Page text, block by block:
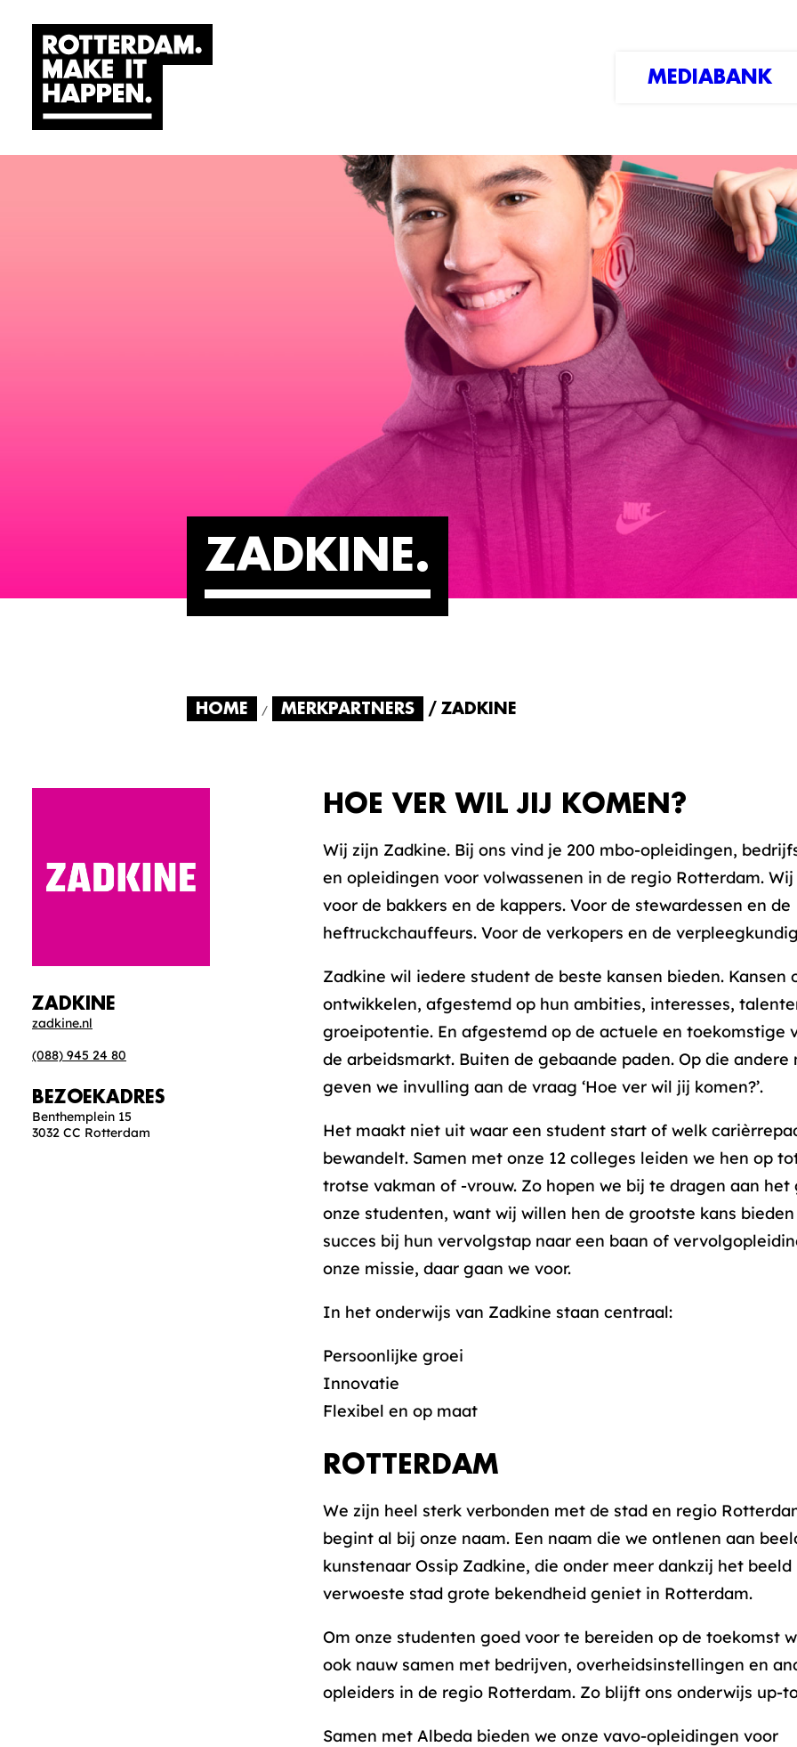
MEDIABANK
ZADKINE
HOME MERKPARTNERS ZADKINE
ZADKINE
zadkine.nl
(088) 945 24 80
BEZOEKADRES
Benthemplein 15
3032 CC Rotterdam
HOE VER WIL JIJ KOMEN?
Wij zijn Zadkine. Bij ons vind je 200 mbo-opleidingen,
en opleidingen voor volwassenen in de regio Rotterdam.
voor de bakkers en de kappers. Voor de stewardessen en de
heftruckchauffeurs. Voor de verkopers en de
Zadkine wil iedere student de beste kansen bieden. Kansen
ontwikkelen, afgestemd op hun ambities, interesses,
groeipotentie. En afgestemd op de actuele en toekomstige
de arbeidsmarkt. Buiten de gebaande paden. Op die andere
geven we invulling aan de vraag ‘Hoe ver wil jij komen?’.
Het maakt niet uit waar een student start of welk
bewandelt. Samen met onze 12 colleges leiden we hen op
trotse vakman of -vrouw. Zo hopen we bij te dragen aan het
onze studenten, want wij willen hen de grootste kans
succes bij hun vervolgstap naar een baan of
onze missie, daar gaan we voor.
In het onderwijs van Zadkine staan centraal:
Persoonlijke groei
Innovatie
Flexibel en op maat
ROTTERDAM
We zijn heel sterk verbonden met de stad en regio
begint al bij onze naam. Een naam die we ontlenen aan
kunstenaar Ossip Zadkine, die onder meer dankzij het beeld
verwoeste stad grote bekendheid geniet in Rotterdam.
Om onze studenten goed voor te bereiden op de toekomst
ook nauw samen met bedrijven, overheidsinstellingen en
opleiders in de regio Rotterdam. Zo blijft ons onderwijs up-
Samen met Albeda bieden we onze vavo-opleidingen voor